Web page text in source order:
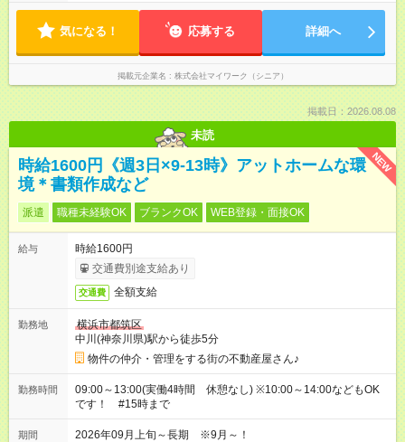
気になる！ 応募する 詳細へ
掲載元企業名 株式会社マイワーク（シニア）
掲載日：2026.08.08
未読
NEW
時給1600円《週3日×9-13時》アットホームな環
境＊書類作成など
派遣 職種未経験OK ブランクOK WEB登録・面接OK
給与
時給1600円
交通費別途支給あり
交通費 全額支給
勤務地
横浜市都筑区
中川(神奈川県)駅から徒歩5分
物件の仲介・管理をする街の不動産屋さん♪
勤務時間
09:00～13:00(実働4時間 休憩なし) ※10:00～14:00などもOK
です！ #15時まで
期間 2026年09月上旬～長期 ※9月～！